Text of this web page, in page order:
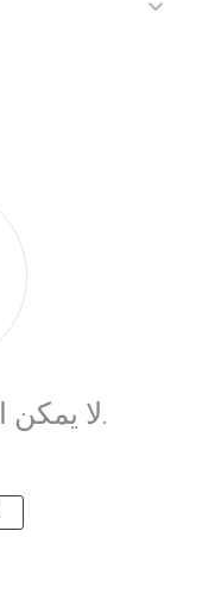
لا يمكن العثور على شيء هنا.